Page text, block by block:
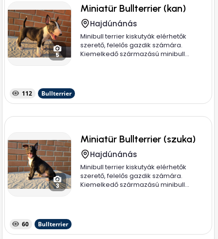
5
Miniatür Bullterrier (kan)
Hajdúnánás
Minibull terrier kiskutyák elérhetők
szerető, felelős gazdik számára.
Kiemelkedő származású minibull...
112 Bullterrier
3
Miniatür Bullterrier (szuka)
Hajdúnánás
Minibull terrier kiskutyák elérhetők
szerető, felelős gazdik számára.
Kiemelkedő származású minibull...
60 Bullterrier